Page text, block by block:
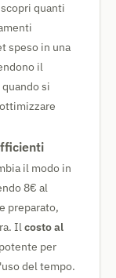
quanti
speso in una
il
si
il modo in
8€ al
preparato,
Ilcosto al
per
del tempo.